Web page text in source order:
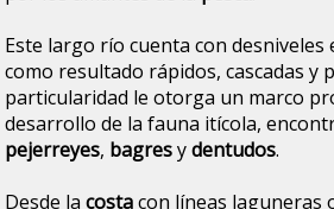
Este largo río cuenta con desniveles
como resultado rápidos, cascadas y
particularidad le otorga un marco
desarrollo de la fauna itícola,
pejerreyes, bagresydentudos.
Desde lacostacon líneas laguneras